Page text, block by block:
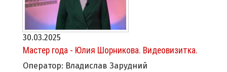
30.03.2025
Мастер года - Юлия Шорникова. Видеовизитка.
Оператор: Владислав Зарудний